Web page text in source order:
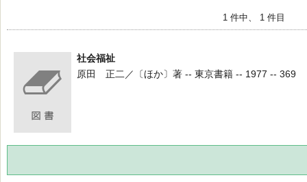
1 件中、 1 件目
社会福祉
原田 正二／〔ほか〕著 -- 東京書籍 -- 1977 -- 369